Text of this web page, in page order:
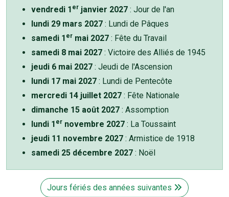
vendredi 1 er janvier 2027 : Jour de l'an
lundi 29 mars 2027 : Lundi de Pâques
samedi 1 er mai 2027 : Fête du Travail
samedi 8 mai 2027 : Victoire des Alliés de 1945
jeudi 6 mai 2027 : Jeudi de l'Ascension
lundi 17 mai 2027 : Lundi de Pentecôte
mercredi 14 juillet 2027 : Fête Nationale
dimanche 15 août 2027 : Assomption
lundi 1 er novembre 2027 : La Toussaint
jeudi 11 novembre 2027 : Armistice de 1918
samedi 25 décembre 2027 : Noël
Jours fériés des années suivantes